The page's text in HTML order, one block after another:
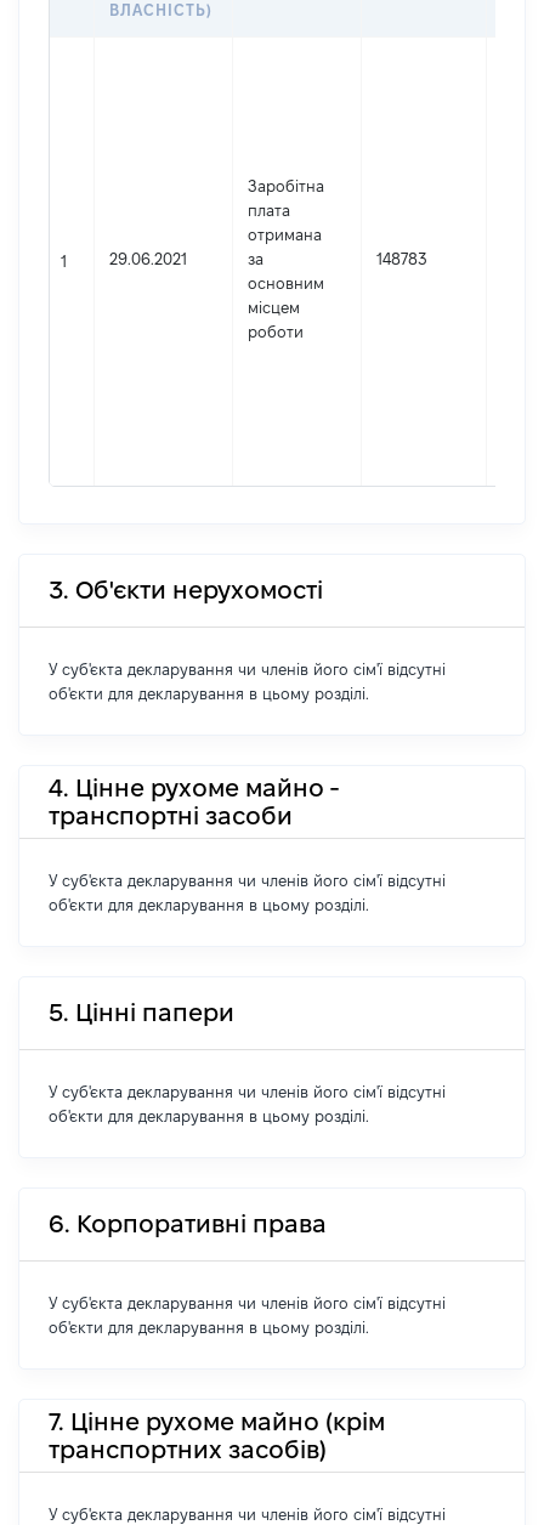
ВЛАСНІСТЬ)
1 29.06.2021
Заробітна
плата
отримана
за
основним
місцем
роботи
148783
3. Об'єкти нерухомості
У суб'єкта декларування чи членів його сім'ї відсутні
об'єкти для декларування в цьому розділі.
4. Цінне рухоме майно -
транспортні засоби
У суб'єкта декларування чи членів його сім'ї відсутні
об'єкти для декларування в цьому розділі.
5. Цінні папери
У суб'єкта декларування чи членів його сім'ї відсутні
об'єкти для декларування в цьому розділі.
6. Корпоративні права
У суб'єкта декларування чи членів його сім'ї відсутні
об'єкти для декларування в цьому розділі.
7. Цінне рухоме майно (крім
транспортних засобів)
У суб'єкта декларування чи членів його сім'ї відсутні